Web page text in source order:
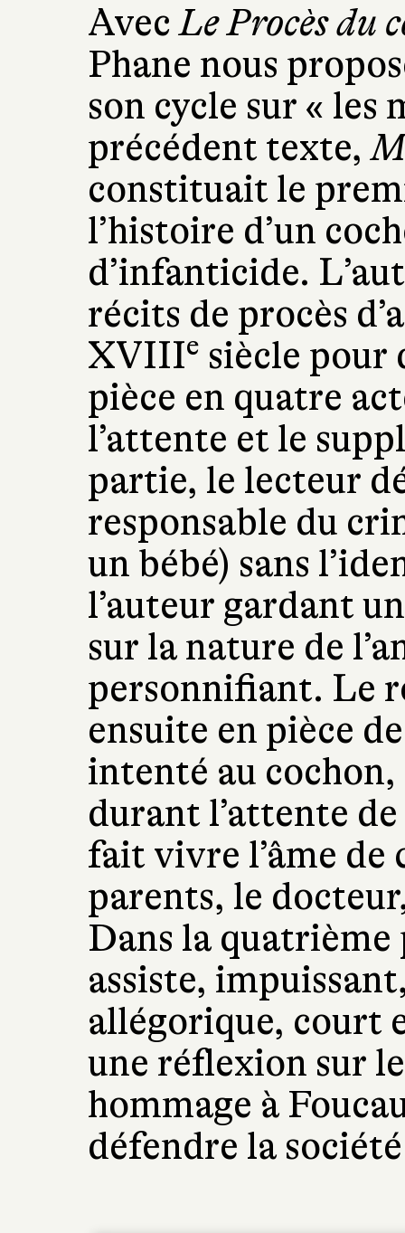
AvecLe Procès du
Phane nous
son cycle sur « les
précédent texte,
constituait le
l’histoire d’un
d’infanticide.
récits de procès
XVIIIe siècle pour
pièce en quatre
l’attente et le
partie, le lecteur
responsable du
un bébé) sans
l’auteur gardant
sur la nature de
personnifiant. Le
ensuite en pièce
intenté au
durant l’attente
fait vivre l’âme de
parents, le
Dans la
assiste,
allégorique, court
une réflexion sur
hommage à
défendre la